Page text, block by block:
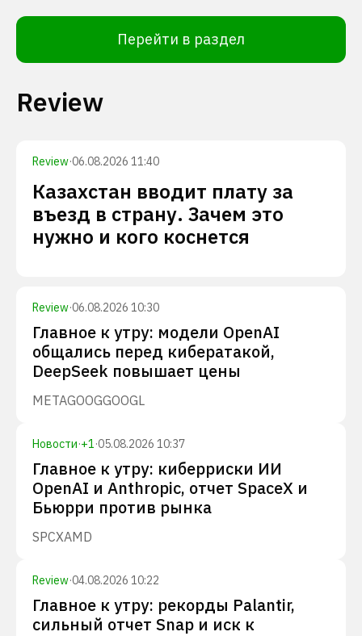
Перейти в раздел
Review
Review·06.08.2026 11:40
Казахстан вводит плату за
въезд в страну. Зачем это
нужно и кого коснется
Review·06.08.2026 10:30
Главное к утру: модели OpenAI
общались перед кибератакой,
DeepSeek повышает цены
METAGOOGGOOGL
Новости·+1·05.08.2026 10:37
Главное к утру: киберриски ИИ
OpenAI и Anthropic, отчет SpaceX и
Бьюрри против рынка
SPCXAMD
Review·04.08.2026 10:22
Главное к утру: рекорды Palantir,
сильный отчет Snap и иск к